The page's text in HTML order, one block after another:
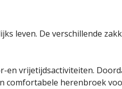
leven. De verschillende
en vrijetijdsactiviteiten.
comfortabele herenbroek